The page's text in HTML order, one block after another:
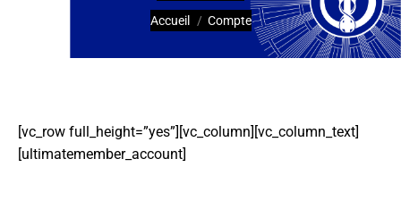
Vous êtes ici :
Accueil Compte
[vc_row full_height=”yes”][vc_column][vc_column_text]
[ultimatemember_account]